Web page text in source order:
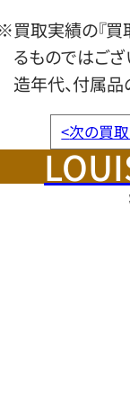
買取実績の『買
るものではござ
造年代、付属品
<次の買